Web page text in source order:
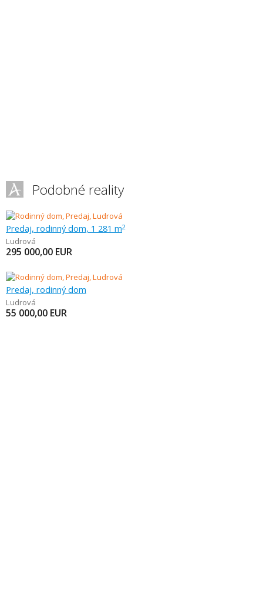
Podobné reality
Predaj, rodinný dom, 1 281 m2
Ludrová
295 000,00 EUR
Predaj, rodinný dom
Ludrová
55 000,00 EUR